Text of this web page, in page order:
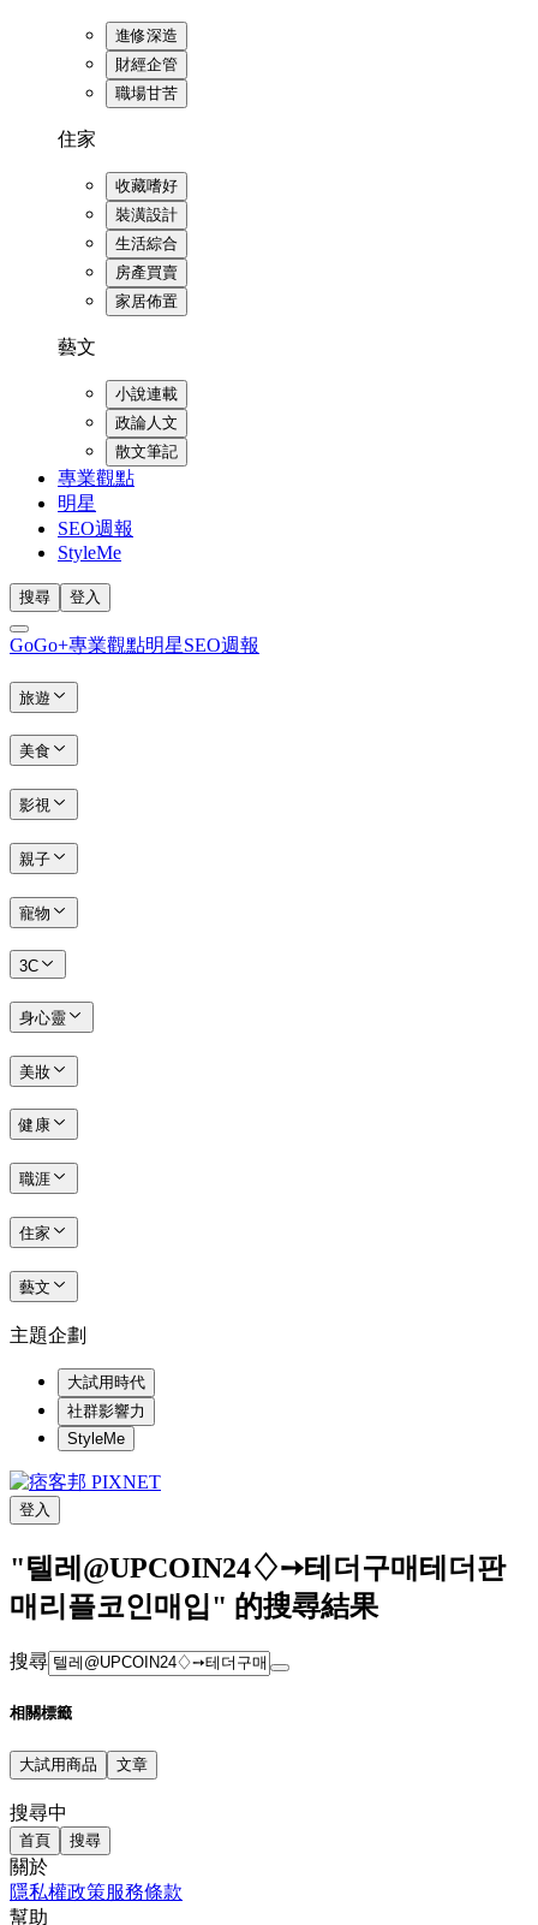
進修深造
財經企管
職場甘苦
住家
收藏嗜好
裝潢設計
生活綜合
房產買賣
家居佈置
藝文
小說連載
政論人文
散文筆記
專業觀點
明星
SEO週報
StyleMe
搜尋 登入
GoGo+專業觀點明星SEO週報
旅遊
美食
影視
親子
寵物
3C
身心靈
美妝
健康
職涯
住家
藝文
主題企劃
大試用時代
社群影響力
StyleMe
登入
"텔레@UPCOIN24♢➙테더구매테더판
매리플코인매입" 的搜尋結果
搜尋
相關標籤
大試用商品 文章
搜尋中
首頁 搜尋
關於
隱私權政策服務條款
幫助